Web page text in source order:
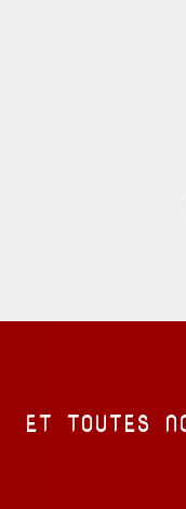
ET TOUTES